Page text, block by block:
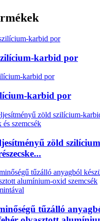
karbid por
karbid por
zöld
tűzálló